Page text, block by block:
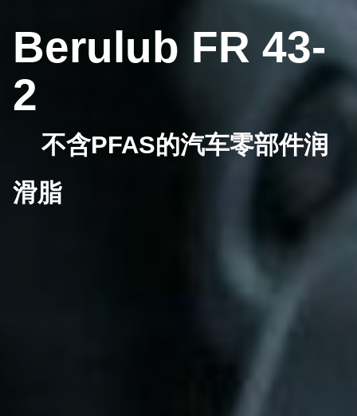
Berulub FR 43-
2
不含PFAS的汽车零部件润
滑脂